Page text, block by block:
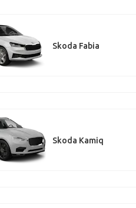
Skoda Fabia
Skoda Kamiq